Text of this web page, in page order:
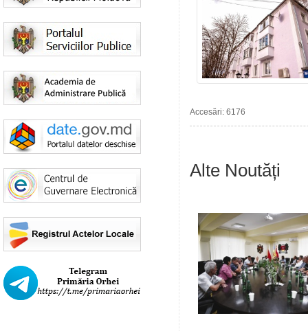
Accesări: 6176
Alte Noutăți